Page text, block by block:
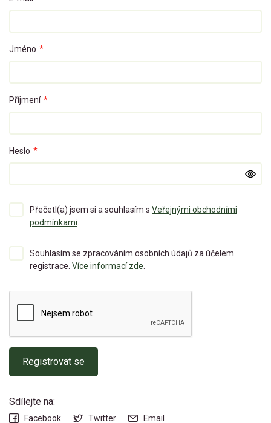
Jméno *
Příjmení *
Heslo *
Přečetl(a) jsem si a souhlasím s Veřejnými obchodními
podmínkami.
Souhlasím se zpracováním osobních údajů za účelem
registrace. Více informací zde.
Registrovat se
Sdílejte na:
Facebook Twitter Email